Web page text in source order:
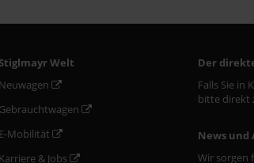
Stiglmayr Welt
Neuwagen
Gebrauchtwagen
E-Mobilität
Karriere & Jobs
Der
Falls Sie in
bitte direkt
News und
Wir sorgen